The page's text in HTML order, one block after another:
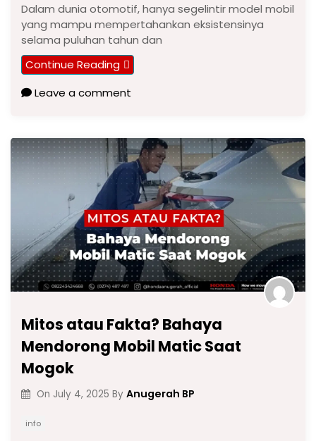
Dalam dunia otomotif, hanya segelintir model mobil
yang mampu mempertahankan eksistensinya
selama puluhan tahun dan
Continue Reading
Leave a comment
Mitos atau Fakta? Bahaya
Mendorong Mobil Matic Saat
Mogok
On July 4, 2025 By Anugerah BP
info